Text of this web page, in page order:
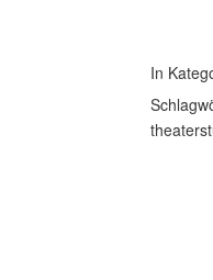
In